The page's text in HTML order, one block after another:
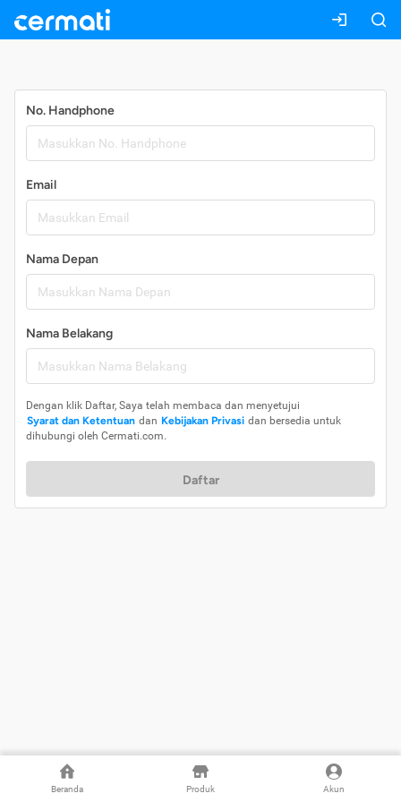
Beranda Produk Akun
No. Handphone
Email
Nama Depan
Nama Belakang
Dengan klik Daftar, Saya telah membaca dan menyetujui
Syarat dan Ketentuan dan Kebijakan Privasi dan bersedia untuk
dihubungi oleh Cermati.com.
Daftar